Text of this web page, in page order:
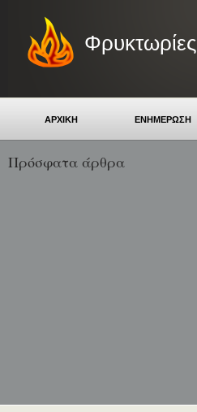
Φρυκτωρίες
ΑΡΧΙΚΗ ΕΝΗΜΕΡΩΣΗ
Πρόσφατα άρθρα